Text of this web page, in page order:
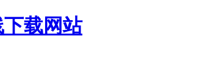
载网站